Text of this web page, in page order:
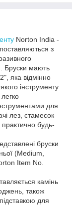
Norton India -
з
Бруски мають
яка відмінно
інструменту
для
лез, стамесок
практично будь-
бруски
(Medium,
Item No.
камінь
також
для